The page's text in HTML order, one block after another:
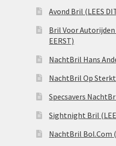
Avond Bril (LEES
Bril Voor Autorijden
EERST)
NachtBril Hans
NachtBril Op
Specsavers
Sightnight Bril
NachtBril Bol.Com